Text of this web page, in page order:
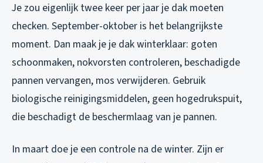
Je zou eigenlijk twee keer per jaar je dak moeten
checken. September-oktober is het belangrijkste
moment. Dan maak je je dak winterklaar: goten
schoonmaken, nokvorsten controleren, beschadigde
pannen vervangen, mos verwijderen. Gebruik
biologische reinigingsmiddelen, geen hogedrukspuit,
die beschadigt de beschermlaag van je pannen.
In maart doe je een controle na de winter. Zijn er